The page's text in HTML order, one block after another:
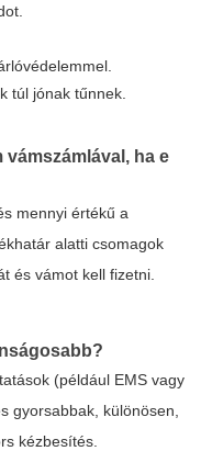
túl jónak tűnnek.
vámszámlával, ha e
mennyi értékű a
alatti csomagok
és vámot kell fizetni.
(például EMS vagy
gyorsabbak, különösen,
kézbesítés.